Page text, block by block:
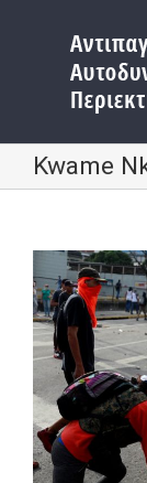
περιεχόμενο
Kwame